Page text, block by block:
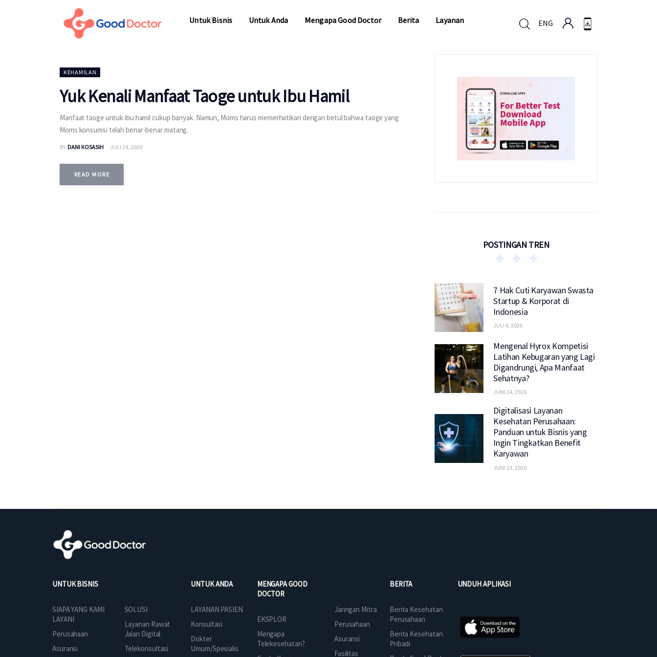
Untuk Bisnis Untuk Anda Mengapa Good Doctor Berita Layanan ENG
KEHAMILAN
Yuk Kenali Manfaat Taoge untuk Ibu Hamil
Manfaat taoge untuk ibu hamil cukup banyak. Namun, Moms harus memerhatikan dengan betul bahwa taoge yang
Moms konsumsi telah benar-benar matang.
BY DANI KOSASIH JULI 24, 2020
READ MORE
POSTINGAN TREN
7 Hak Cuti Karyawan Swasta
Startup & Korporat di
Indonesia
JULI 6, 2026
Mengenal Hyrox Kompetisi
Latihan Kebugaran yang Lagi
Digandrungi, Apa Manfaat
Sehatnya?
JUNI 24, 2026
Digitalisasi Layanan
Kesehatan Perusahaan:
Panduan untuk Bisnis yang
Ingin Tingkatkan Benefit
Karyawan
JUNI 23, 2026
UNTUK BISNIS
SIAPA YANG KAMI
LAYANI
Perusahaan
Asuransi
SOLUSI
Layanan Rawat
Jalan Digital
Telekonsultasi
UNTUK ANDA
LAYANAN PASIEN
Konsultasi
Dokter
Umum/Spesialis
MENGAPA GOOD
DOCTOR
EKSPLOR
Mengapa
Telekesehatan?
Jaringan Mitra
Perusahaan
Asuransi
Fasilitas
BERITA
Berita Kesehatan
Perusahaan
Berita Kesehatan
Pribadi
UNDUH APLIKASI